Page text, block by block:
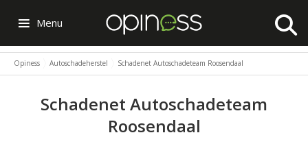
Menu
Opiness Autoschadeherstel Schadenet Autoschadeteam Roosendaal
Schadenet Autoschadeteam
Roosendaal